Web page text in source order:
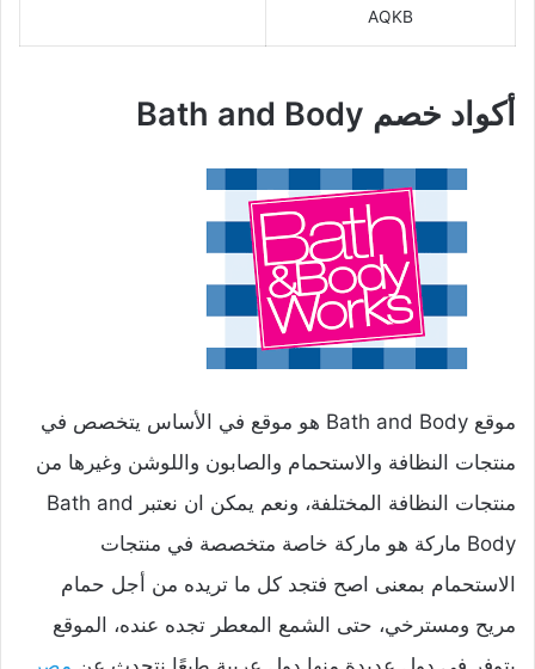
AQKB
أكواد خصم Bath and Body
موقع Bath and Body هو موقع في الأساس يتخصص في
منتجات النظافة والاستحمام والصابون واللوشن وغيرها من
منتجات النظافة المختلفة، ونعم يمكن ان نعتبر Bath and
Body ماركة هو ماركة خاصة متخصصة في منتجات
الاستحمام بمعنى اصح فتجد كل ما تريده من أجل حمام
مريح ومسترخي، حتى الشمع المعطر تجده عنده، الموقع